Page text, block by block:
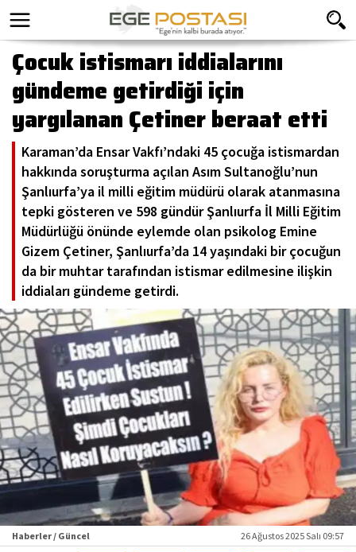
Çocuk istismarı iddialarını
gündeme getirdiği için
yargılanan Çetiner beraat etti
Karaman’da Ensar Vakfı’ndaki 45 çocuğa istismardan
hakkında soruşturma açılan Asım Sultanoğlu’nun
Şanlıurfa’ya il milli eğitim müdürü olarak atanmasına
tepki gösteren ve 598 gündür Şanlıurfa İl Milli Eğitim
Müdürlüğü önünde eylemde olan psikolog Emine
Gizem Çetiner, Şanlıurfa’da 14 yaşındaki bir çocuğun
da bir muhtar tarafından istismar edilmesine ilişkin
iddiaları gündeme getirdi.
Haberler / Güncel 26 Ağustos 2025 Salı 09:57